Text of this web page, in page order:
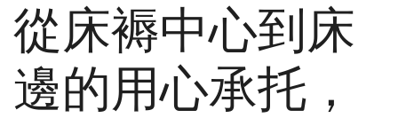
從床褥中心到床
邊的用心承托，